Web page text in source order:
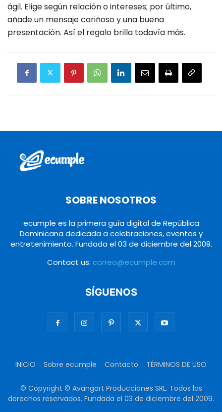
ágil. Elige según relación o intereses; por último,
añade un mensaje cariñoso y una buena
presentación. Así el regalo brilla todavía más.
SOBRE NOSOTROS
ecumple es la primera guía digital de República
Dominicana dedicada a celebraciones, eventos y
entretenimiento. Fundada el 03 de diciembre del 2009.
Contact us: correo@ecumple.com
SÍGUENOS
INICIO Sobre ecumple Contacto TÉRMINOS DE USO
© Copyright © Avangart Producciones SRL. Todos los
derechos reservados. Fundada el 03 de diciembre del 2009.